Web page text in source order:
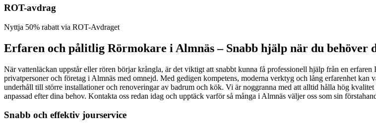
ROT-avdrag
Nyttja 50% rabatt via ROT-Avdraget
Erfaren och pålitlig Rörmokare i Almnäs – Snabb hjälp när du behöver
När vattenläckan uppstår eller rören börjar krångla, är det viktigt att snabbt kunna få professionell hjälp från en
privatpersoner och företag i Almnäs med omnejd. Med gedigen kompetens, moderna verktyg och lång erfarenhet
underhåll till större installationer och renoveringar av badrum och kök. Vi är noggranna med att alltid hålla hög
anpassad efter dina behov. Kontakta oss redan idag och upptäck varför så många i Almnäs väljer oss som sin
Snabb och effektiv jourservice